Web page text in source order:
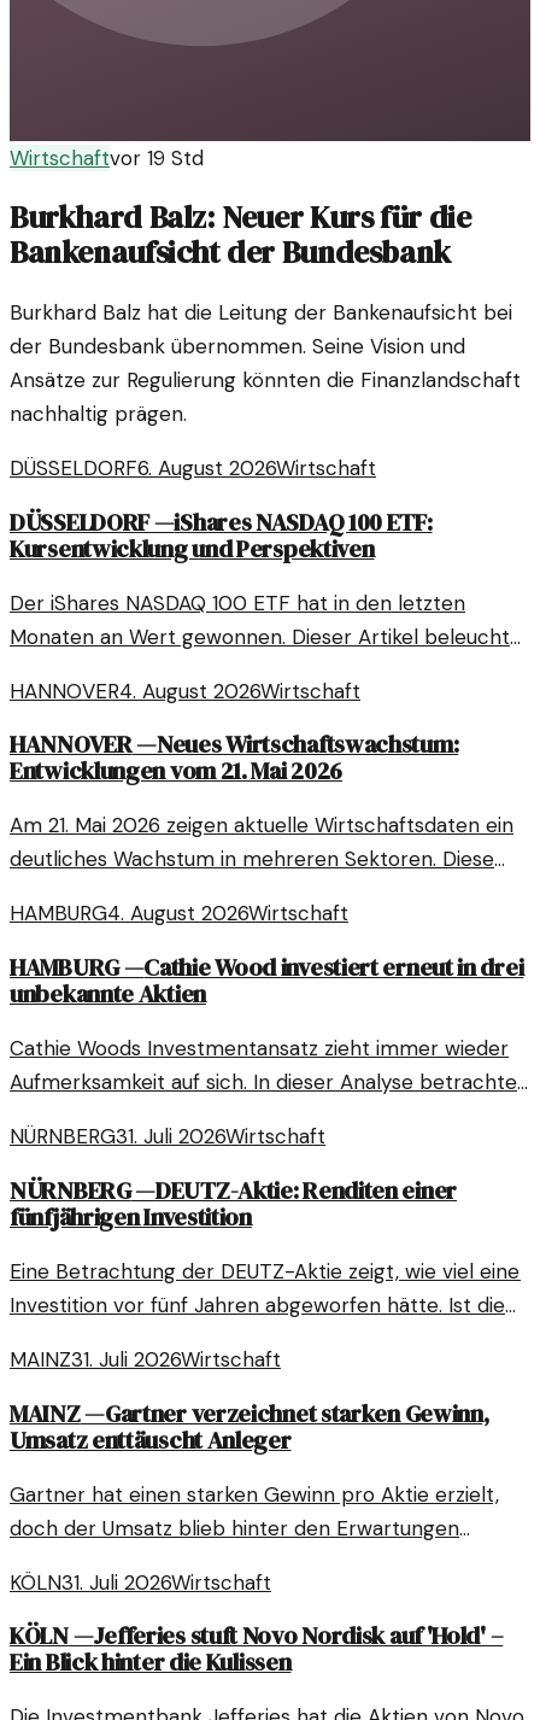
Wirtschaftvor 19 Std
Burkhard Balz: Neuer Kurs für die
Bankenaufsicht der Bundesbank
Burkhard Balz hat die Leitung der Bankenaufsicht bei
der Bundesbank übernommen. Seine Vision und
Ansätze zur Regulierung könnten die Finanzlandschaft
nachhaltig prägen.
DÜSSELDORF6. August 2026Wirtschaft
DÜSSELDORF—iShares NASDAQ 100 ETF:
Kursentwicklung und Perspektiven
Der iShares NASDAQ 100 ETF hat in den letzten
Monaten an Wert gewonnen. Dieser Artikel beleuchtet
Kursentwicklung.
HANNOVER4. August 2026Wirtschaft
HANNOVER—Neues Wirtschaftswachstum:
Entwicklungen vom 21. Mai 2026
Am 21. Mai 2026 zeigen aktuelle Wirtschaftsdaten ein
deutliches Wachstum in mehreren Sektoren. Diese
Entwicklungen.
HAMBURG4. August 2026Wirtschaft
HAMBURG—Cathie Wood investiert erneut in drei
unbekannte Aktien
Cathie Woods Investmentansatz zieht immer wieder
Aufmerksamkeit auf sich. In dieser Analyse betrachten
bekannte Unternehmen.
NÜRNBERG31. Juli 2026Wirtschaft
NÜRNBERG—DEUTZ-Aktie: Renditen einer
fünfjährigen Investition
Eine Betrachtung der DEUTZ-Aktie zeigt, wie viel eine
Investition vor fünf Jahren abgeworfen hätte. Ist die
MAINZ31. Juli 2026Wirtschaft
MAINZ—Gartner verzeichnet starken Gewinn,
Umsatz enttäuscht Anleger
Gartner hat einen starken Gewinn pro Aktie erzielt,
doch der Umsatz blieb hinter den Erwartungen
wirft Fragen auf.
KÖLN31. Juli 2026Wirtschaft
KÖLN—Jefferies stuft Novo Nordisk auf 'Hold' –
Ein Blick hinter die Kulissen